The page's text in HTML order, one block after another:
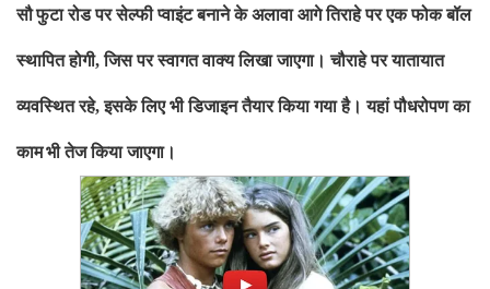
सौफुटा रोड पर सेल्फी प्वाइंट बनाने के अलावा आगे तिराहे पर एक फोक बॉल
स्थापित होगी,जिस पर स्वागत वाक्य लिखा जाएगा। चौराहे पर यातायात
व्यवस्थित रहे,इसके लिए भी डिजाइन तैयार किया गया है। यहां पौधरोपण का
कामभी तेज किया जाएगा।